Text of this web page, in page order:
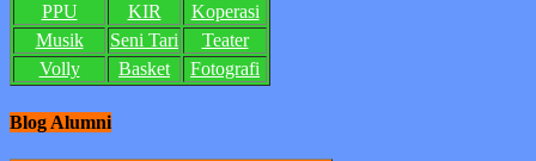
PPU
KIR
Koperasi
Musik
Seni Tari
Teater
Volly
Basket Fotografi
Blog Alumni